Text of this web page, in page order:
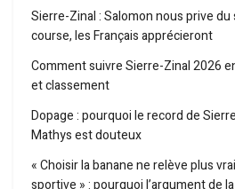
Sierre-Zinal : Salomon nous prive
course, les Français apprécieront
Comment suivre Sierre-Zinal 2026
et classement
Dopage : pourquoi le record de
Mathys est douteux
« Choisir la banane ne relève plus